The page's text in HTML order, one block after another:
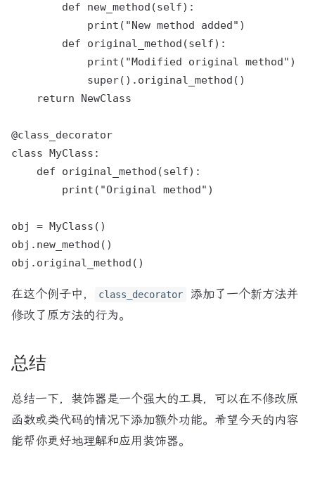
        def new_method(self):
            print("New method added")
        def original_method(self):
            print("Modified original method")
            super().original_method()
    return NewClass
@class_decorator
class MyClass:
    def original_method(self):
        print("Original method")
obj = MyClass()
obj.new_method()
在这个例子中， class_decorator
添加了一个新方法并
修改了原方法的行为。
总结
总结一下，装饰器是一个强大的工具，可以在不修改原
函数或类代码的情况下添加额外功能。希望今天的内容
能帮你更好地理解和应用装饰器。